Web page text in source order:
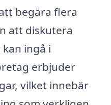
begära flera
att diskutera
ingå i
erbjuder
vilket innebär